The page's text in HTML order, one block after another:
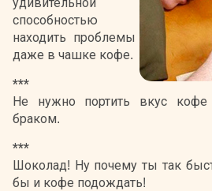
способностью
находить проблемы
даже в чашке кофе.
***
Не нужно портить вкус
браком.
***
Шоколад! Ну почему ты так
бы и кофе подождать!